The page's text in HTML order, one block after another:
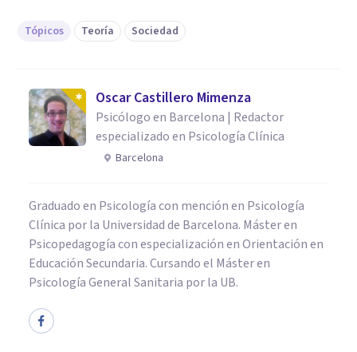
Tópicos Teoría Sociedad
Oscar Castillero Mimenza
Psicólogo en Barcelona | Redactor
especializado en Psicología Clínica
Barcelona
Graduado en Psicología con mención en Psicología
Clínica por la Universidad de Barcelona. Máster en
Psicopedagogía con especialización en Orientación en
Educación Secundaria. Cursando el Máster en
Psicología General Sanitaria por la UB.